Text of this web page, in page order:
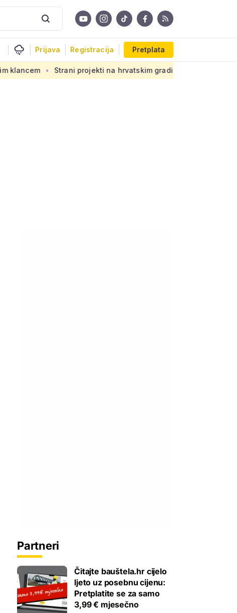
Prijava Registracija Pretplata
Strani projekti na hrvatskim gradilištima: Novi propis donosi
Partneri
Čitajte bauštela.hr cijelo
ljeto uz posebnu cijenu:
Pretplatite se za samo
3,99 € mjesečno